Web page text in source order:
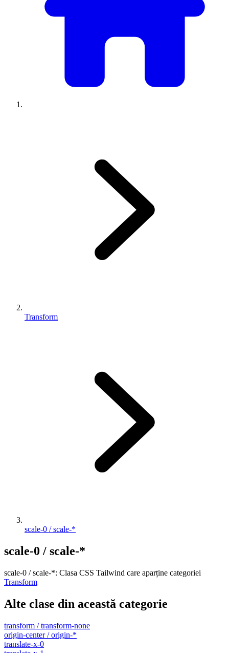
Transform
scale-0 / scale-*
scale-0 / scale-*
scale-0 / scale-*: Clasa CSS Tailwind care aparține categoriei
Transform
Alte clase din această categorie
transform / transform-none
origin-center / origin-*
translate-x-0